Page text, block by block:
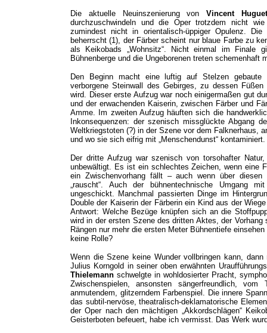
Die aktuelle Neuinszenierung vonVincent
durchzuschwindeln und die Oper trotzdem nicht
zumindest nicht in orientalisch-üppiger Opulenz.
beherrscht (1), der Färber scheint nur blaue Farbe zu
als Keikobads „Wohnsitz“. Nicht einmal im Finale
Bühnenberge und die Ungeborenen treten
Den Beginn macht eine luftig auf Stelzen gebaute
verborgene Steinwall des Gebirges, zu dessen
wird. Dieser erste Aufzug war noch einigermaßen gut
und der erwachenden Kaiserin, zwischen Färber und
Amme. Im zweiten Aufzug häuften sich die
Inkonsequenzen: der szenisch missglückte Abgang
Weltkriegstoten (?) in der Szene vor dem Falknerhaus,
und wo sie sich eifrig mit „Menschendunst“ kontaminiert.
Der dritte Aufzug war szenisch von torsohafter
unbewältigt. Es ist ein schlechtes Zeichen, wenn eine
ein Zwischenvorhang fällt – auch wenn über
„rauscht“. Auch der bühnentechnische Umgang
ungeschickt. Manchmal passierten Dinge im
Double der Kaiserin der Färberin ein Kind aus der
Antwort: Welche Bezüge knüpfen sich an die
wird in der ersten Szene des dritten Aktes, der
Rängen nur mehr die ersten Meter Bühnentiefe
keine Rolle?
Wenn die Szene keine Wunder vollbringen kann,
Julius Korngold in seiner oben erwähnten
Thielemann schwelgte in wohldosierter Pracht,
Zwischenspielen, ansonsten sängerfreundlich,
anmutendem, glitzerndem Farbenspiel. Die innere
das subtil-nervöse, theatralisch-deklamatorische
der Oper nach den mächtigen „Akkordschlägen“
Geisterboten befeuert, habe ich vermisst. Das Werk